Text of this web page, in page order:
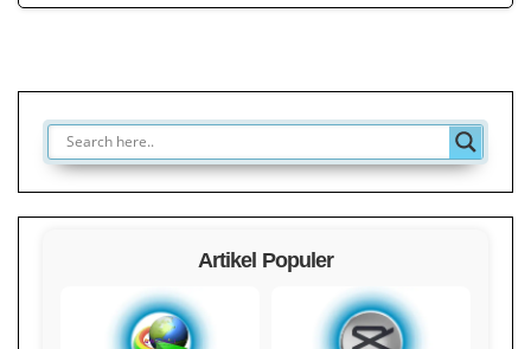
Artikel Populer